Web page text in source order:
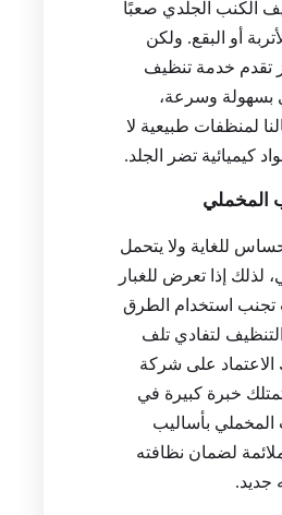
الكنب الجلدي صعبًا
أو البقع. ولكن
تقدم خدمة تنظيف
بسهولة وسرعة،
لمنظفات طبيعية لا
كيميائية تضر الجلد.
المخملي
للغاية ولا يتحمل
لذلك إذا تعرض للغبار
تجنب استخدام الطرق
التنظيف لتفادي تلف
الاعتماد على شركة
تمتلك خبرة كبيرة في
بأساليب
لضمان نظافته
جديد.